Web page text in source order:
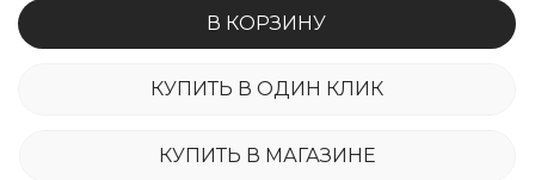
В КОРЗИНУ
КУПИТЬ В ОДИН КЛИК
КУПИТЬ В МАГАЗИНЕ